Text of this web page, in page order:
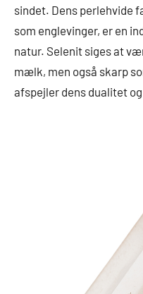
sindet. Dens perlehvide
som englevinger, er en
natur. Selenit siges at
mælk, men også skarp
afspejler dens dualitet